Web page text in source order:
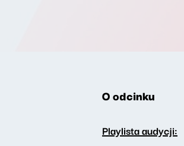
O odcinku
Playlista audycji: